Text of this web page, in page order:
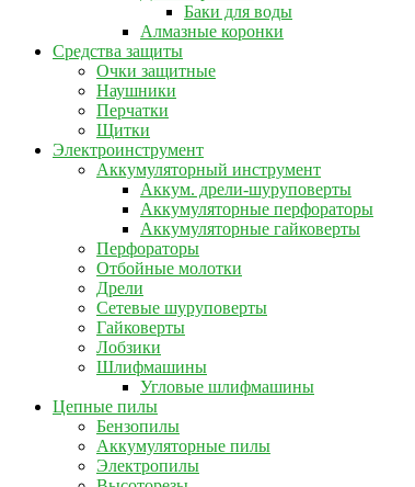
Баки для воды
Алмазные коронки
Средства защиты
Очки защитные
Наушники
Перчатки
Щитки
Электроинструмент
Аккумуляторный инструмент
Аккум. дрели-шуруповерты
Аккумуляторные перфораторы
Аккумуляторные гайковерты
Перфораторы
Отбойные молотки
Дрели
Сетевые шуруповерты
Гайковерты
Лобзики
Шлифмашины
Угловые шлифмашины
Цепные пилы
Бензопилы
Аккумуляторные пилы
Электропилы